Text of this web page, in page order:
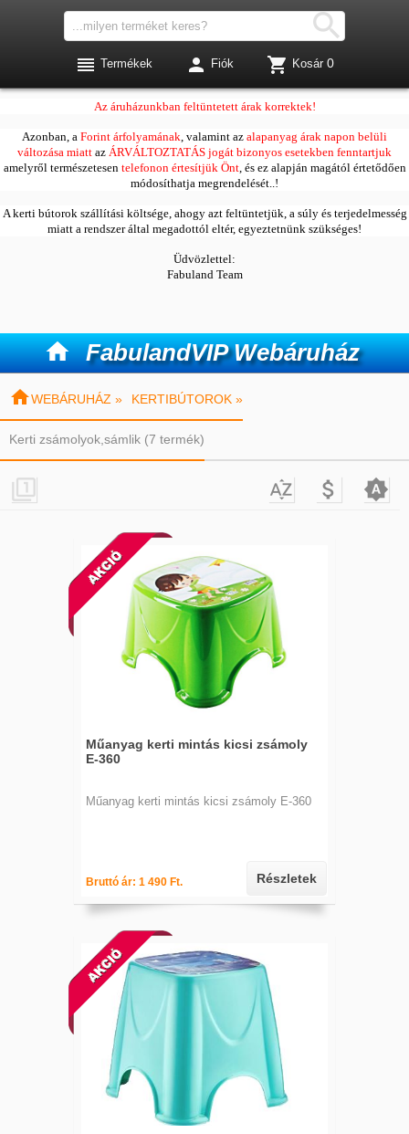
Kedves Vásárlóink!
Az áruházunkban feltüntetett árak korrektek!
Azonban, a Forint árfolyamának, valamint az alapanyag árak napon belüli
változása miatt az ÁRVÁLTOZTATÁS jogát bizonyos esetekben fenntartjuk
amelyről természetesentelefonon értesítjük Önt, és ez alapján magától értetődően
módosíthatja megrendelését..!
A kerti bútorok szállítási költsége, ahogy azt feltüntetjük, a súly és terjedelmesség
miatt a rendszer által megadottól eltér, egyeztetnünk szükséges!
Üdvözlettel:
Fabuland Team
 FabulandVIP Webáruház

 Termékek  Fiók  Kosár 0
WEBÁRUHÁZ » KERTIBÚTOROK »
Kerti zsámolyok,sámlik (7 termék)
   
Műanyag kerti mintás kicsi zsámoly
E-360
Műanyag kerti mintás kicsi zsámoly E-360
Bruttó ár: 1 490 Ft. Részletek